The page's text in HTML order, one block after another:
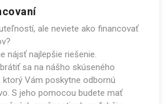
ale neviete ako financovať
nájsť najlepšie riešenie.
sa na nášho skúseného
Vám poskytne odbornú
S jeho pomocou budete mať